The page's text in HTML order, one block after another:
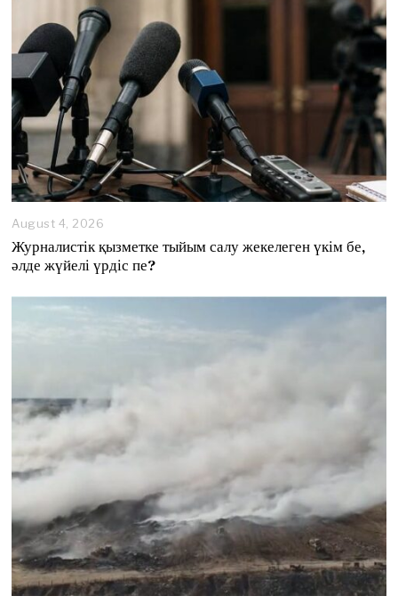
August 4, 2026
g
u
6
Журналистік қызметке тыйым салу жекелеген үкім бе,
әлде жүйелі үрдіс пе?